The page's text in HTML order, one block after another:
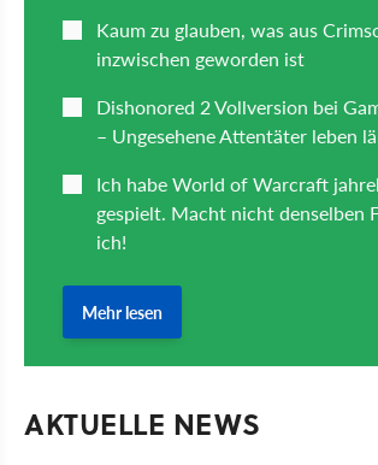
AKTUELLE NEWS